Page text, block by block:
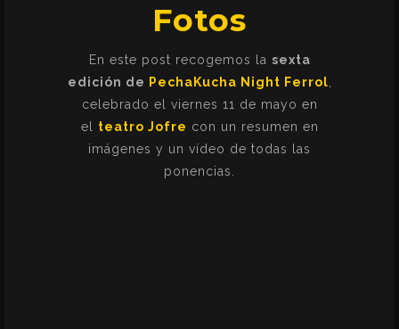
Fotos
En este post recogemos la sexta
edición de PechaKucha Night Ferrol
celebrado el viernes 11 de mayo en
el teatro Jofre con un resumen en
imágenes y un vídeo de todas las
ponencias.